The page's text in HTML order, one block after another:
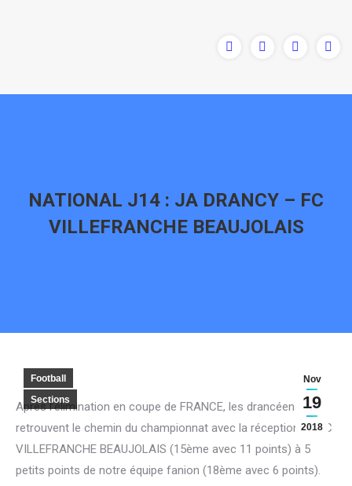
NATIONAL J14 : JA DRANCY – FC
VILLEFRANCHE BEAUJOLAIS
Nov
19
2018
Football
Sections
Après l’élimination en coupe de FRANCE, les drancéens
retrouvent le chemin du championnat avec la réception du FC
VILLEFRANCHE BEAUJOLAIS (15ème avec 11 points) à 5
petits points de notre équipe fanion (18ème avec 6 points).